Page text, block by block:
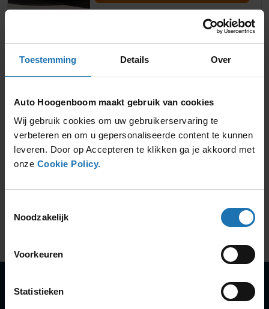
Toestemming Details Over
Auto Hoogenboom maakt gebruik van cookies
Wij gebruik cookies om uw gebruikerservaring te
verbeteren en om u gepersonaliseerde content te kunnen
leveren. Door op Accepteren te klikken ga je akkoord met
onze Cookie Policy.
Noodzakelijk
Voorkeuren
Statistieken
Audi Q4
€ 1.481,00 / 1 maand
Audi Q4 Sportback
€
Offerte aanvragen
verhuur@autohoogenboom.nl